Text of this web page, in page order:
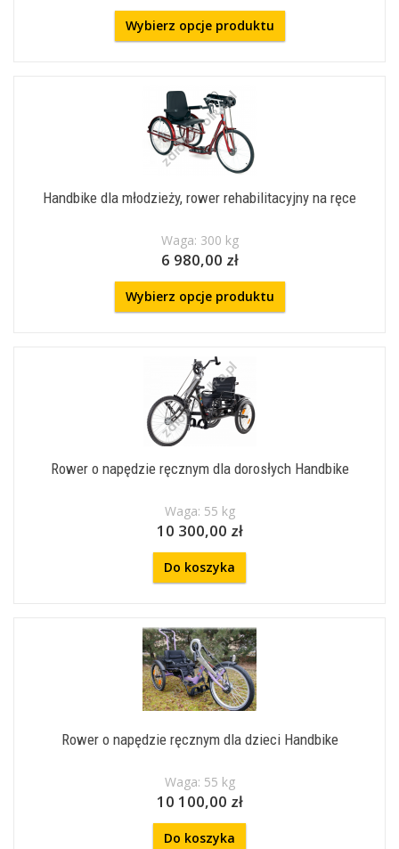
Wybierz opcje produktu
Handbike dla młodzieży, rower rehabilitacyjny na ręce
Waga: 300 kg
6 980,00 zł
Wybierz opcje produktu
Rower o napędzie ręcznym dla dorosłych Handbike
Waga: 55 kg
10 300,00 zł
Do koszyka
Rower o napędzie ręcznym dla dzieci Handbike
Waga: 55 kg
10 100,00 zł
Do koszyka